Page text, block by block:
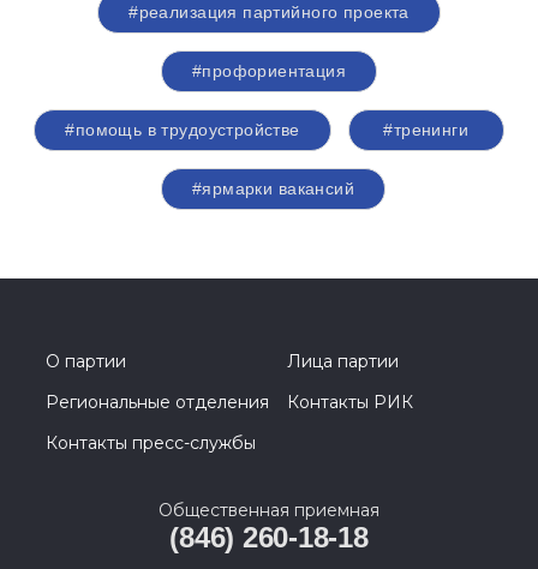
#реализация партийного проекта
#профориентация
#помощь в трудоустройстве #тренинги
#ярмарки вакансий
О партии
Лица партии
Региональные отделения
Контакты РИК
Контакты пресс-службы
Общественная приемная
(846) 260-18-18